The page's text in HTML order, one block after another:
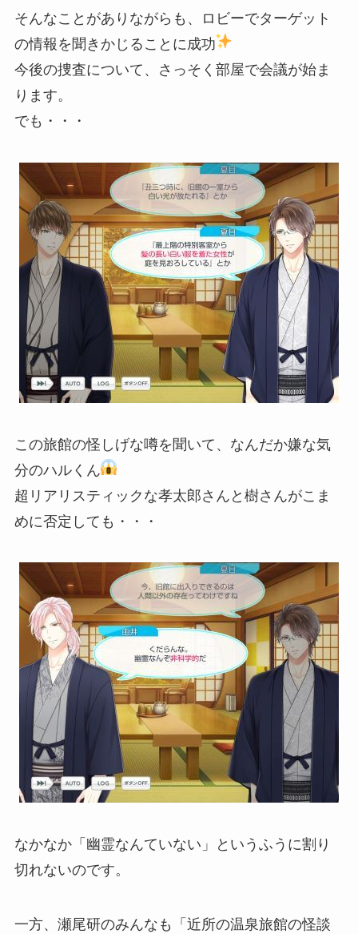
そんなことがありながらも、ロビーでターゲット
の情報を聞きかじることに成功
今後の捜査について、さっそく部屋で会議が始ま
ります。
でも・・・
この旅館の怪しげな噂を聞いて、なんだか嫌な気
分のハルくん
超リアリスティックな孝太郎さんと樹さんがこま
めに否定しても・・・
なかなか「幽霊なんていない」というふうに割り
切れないのです。
一方、瀬尾研のみんなも「近所の温泉旅館の怪談